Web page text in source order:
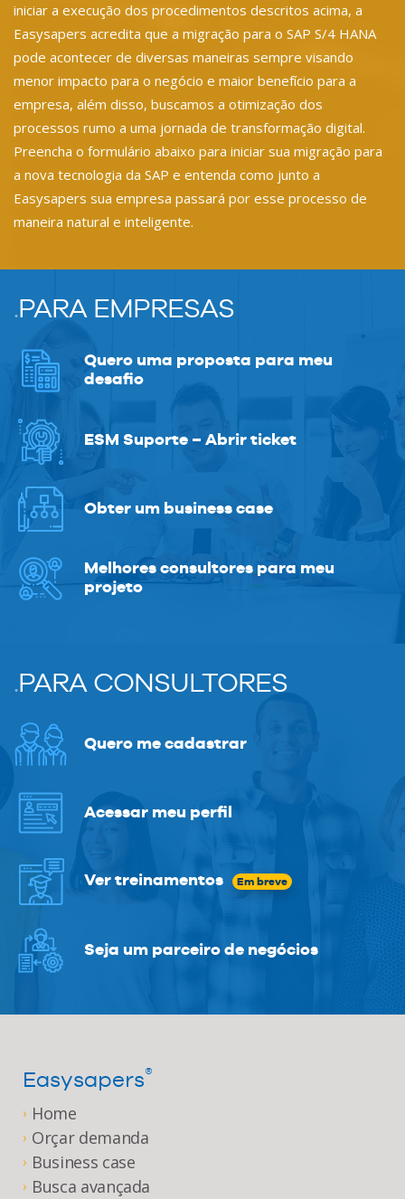
iniciar a execução dos procedimentos descritos acima, a
Easysapers acredita que a migração para o SAP S/4 HANA
pode acontecer de diversas maneiras sempre visando
menor impacto para o negócio e maior benefício para a
empresa, além disso, buscamos a otimização dos
processos rumo a uma jornada de transformação digital.
Preencha o formulário abaixo para iniciar sua migração para
a nova tecnologia da SAP e entenda como junto a
Easysapers sua empresa passará por esse processo de
maneira natural e inteligente.
.PARA EMPRESAS
Quero uma proposta para meu
desafio
ESM Suporte – Abrir ticket
Obter um business case
Melhores consultores para meu
projeto
.PARA CONSULTORES
Quero me cadastrar
Acessar meu perfil
Ver treinamentos Em breve
Seja um parceiro de negócios
Easysapers®
› Home
› Orçar demanda
› Business case
› Busca avançada